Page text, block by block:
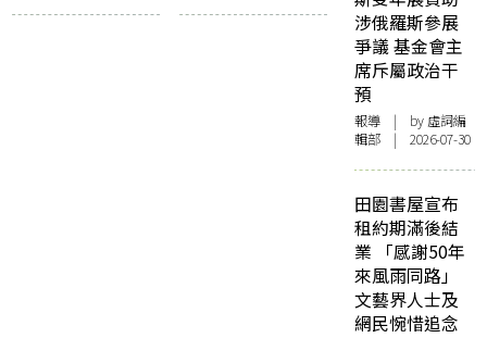
涉俄羅斯參展
爭議 基金會主
席斥屬政治干
預
報導 | by 虛詞編
輯部 | 2026-07-30
田園書屋宣布
租約期滿後結
業 「感謝50年
來風雨同路」
文藝界人士及
網民惋惜追念